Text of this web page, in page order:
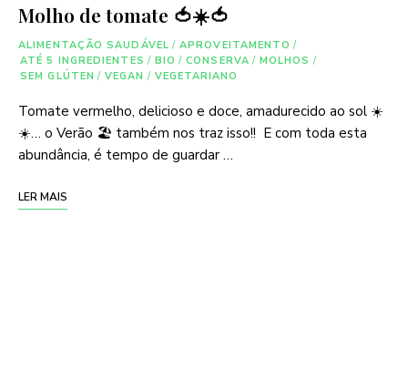
Molho de tomate 🍅☀️🍅
ALIMENTAÇÃO SAUDÁVEL / APROVEITAMENTO /
ATÉ 5 INGREDIENTES / BIO / CONSERVA / MOLHOS /
SEM GLÚTEN / VEGAN / VEGETARIANO
Tomate vermelho, delicioso e doce, amadurecido ao sol ☀️
☀️… o Verão 🏖 também nos traz isso!! E com toda esta
abundância, é tempo de guardar …
LER MAIS